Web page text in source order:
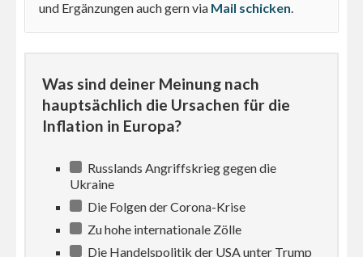
und Ergänzungen auch gern via Mail schicken
Was sind deiner Meinung nach
hauptsächlich die Ursachen für die
Inflation in Europa?
Russlands Angriffskrieg gegen die
Ukraine
Die Folgen der Corona-Krise
Zu hohe internationale Zölle
Die Handelspolitik der USA unter Trump